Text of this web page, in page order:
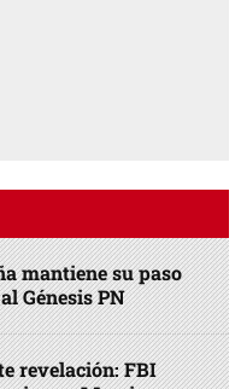
mantiene su paso
Génesis PN
revelación: FBI